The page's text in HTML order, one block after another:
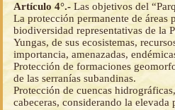
Artículo 4°.- Las objetivos del
La protección permanente de áreas
biodiversidad representativas de la
Yungas, de sus ecosistemas,
importancia, amenazadas,
Protección de formaciones
de las serranías subandinas.
Protección de cuencas
cabeceras, considerando la